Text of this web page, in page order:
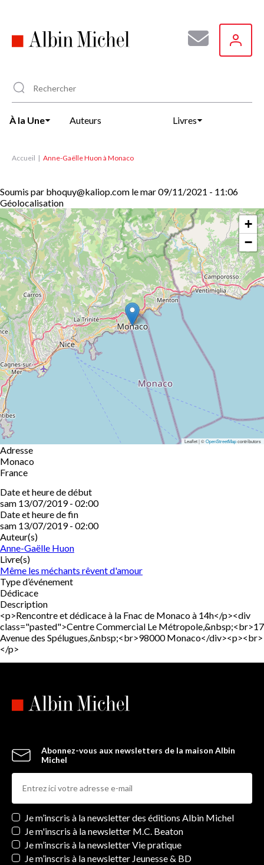
principal
À la Une Auteurs Livres
Accueil Anne-Gaëlle Huon à Monaco
Soumis par bhoquy@kaliop.com lemar 09/11/2021 - 11:06
Géolocalisation
+
−
Leaflet | ©OpenStreetMapcontributors
Adresse
Monaco
France
Date et heure de début
sam 13/07/2019 - 02:00
Date et heure de fin
sam 13/07/2019 - 02:00
Auteur(s)
Anne-Gaëlle Huon
Livre(s)
Même les méchants rêvent d'amour
Type d’événement
Dédicace
Description
<p>Rencontre et dédicace à la Fnac de Monaco à 14h</p><div
class="pasted">Centre Commercial Le Métropole,&nbsp;<br>17
Avenue des Spélugues,&nbsp;<br>98000 Monaco</div><p><br>
</p>
Abonnez-vous aux newsletters de la maison Albin
Michel
Newsletters
Je m’inscris à la newsletter des éditions Albin Michel
Je m'inscris à la newsletter M.C. Beaton
Je m’inscris à la newsletter Vie pratique
Je m’inscris à la newsletter Jeunesse & BD